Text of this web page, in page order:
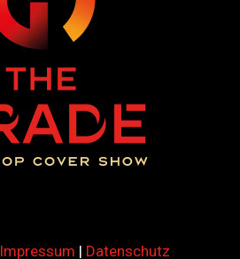
Impressum | Datenschutz